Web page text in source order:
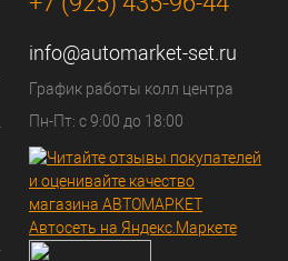
info@automarket-set.ru
График работы колл центра
Пн-Пт: с 9:00 до 18:00